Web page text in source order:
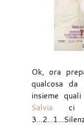
Ok, ora
qualcosa
insieme
Salvia ci